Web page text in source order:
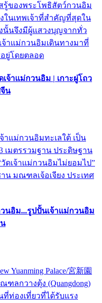
รู้ของพระโพธิสัตว์กวนอิม
ในเทพเจ้าที่สำคัญที่สุดใน
นจึงมีผู้แสวงบุญจากทั่ว
จ้าแม่กวนอิมเดินทางมาที่
ยู่โดยตลอด
จ้าแม่กวนอิม | เกาะผู่โถว
น
แม่กวนอิมทะเลใต้ เป็น
เมตรรวมฐาน ประดิษฐาน
ดเจ้าแม่กวนอิมไม่ยอมไป”
น มณฑลเจ้อเจียง ประเทศ
นอิม...รูปปั้นเจ้าแม่กวนอิม
Palace/宮新園
ฑลกวางตุ้ง (Quangdong)
ท่องเที่ยวที่ได้รับแรง